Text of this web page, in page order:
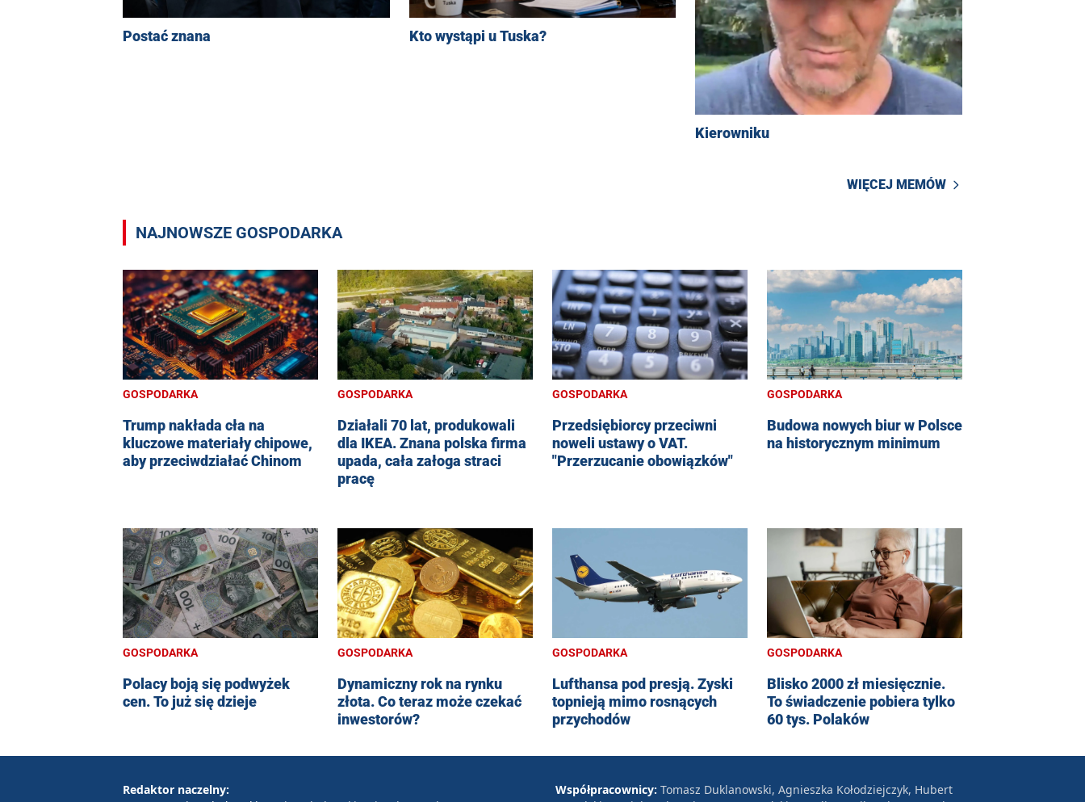
Postać znana Kto wystąpi u Tuska?
Kierowniku
WIĘCEJ MEMÓW
NAJNOWSZE GOSPODARKA
GOSPODARKA
Trump nakłada cła na
kluczowe materiały chipowe,
aby przeciwdziałać Chinom
GOSPODARKA
Działali 70 lat, produkowali
dla IKEA. Znana polska firma
upada, cała załoga straci
pracę
GOSPODARKA
Przedsiębiorcy przeciwni
noweli ustawy o VAT.
"Przerzucanie obowiązków"
GOSPODARKA
Budowa nowych biur w Polsce
na historycznym minimum
GOSPODARKA
Polacy boją się podwyżek
cen. To już się dzieje
GOSPODARKA
Dynamiczny rok na rynku
złota. Co teraz może czekać
inwestorów?
GOSPODARKA
Lufthansa pod presją. Zyski
topnieją mimo rosnących
przychodów
GOSPODARKA
Blisko 2000 zł miesięcznie.
To świadczenie pobiera tylko
60 tys. Polaków
Redaktor naczelny:
Współpracownicy: Tomasz Duklanowski, Agnieszka Kołodziejczyk, Hubert